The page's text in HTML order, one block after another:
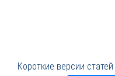
Короткие версии